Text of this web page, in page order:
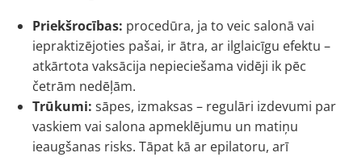
Priekšrocības: procedūra, ja to veic salonā vai
iepraktizējoties pašai, ir ātra, ar ilglaicīgu efektu –
atkārtota vaksācija nepieciešama vidēji ik pēc
četrām nedēļām.
Trūkumi: sāpes, izmaksas – regulāri izdevumi par
vaskiem vai salona apmeklējumu un matiņu
ieaugšanas risks. Tāpat kā ar epilatoru, arī